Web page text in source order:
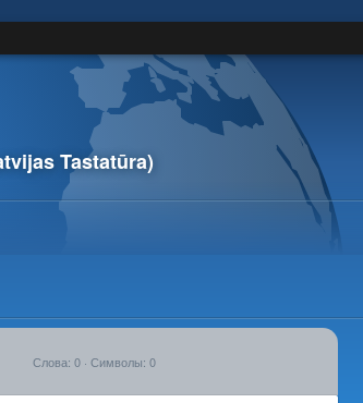
Tastatūra)
Слова: 0 · Символы: 0